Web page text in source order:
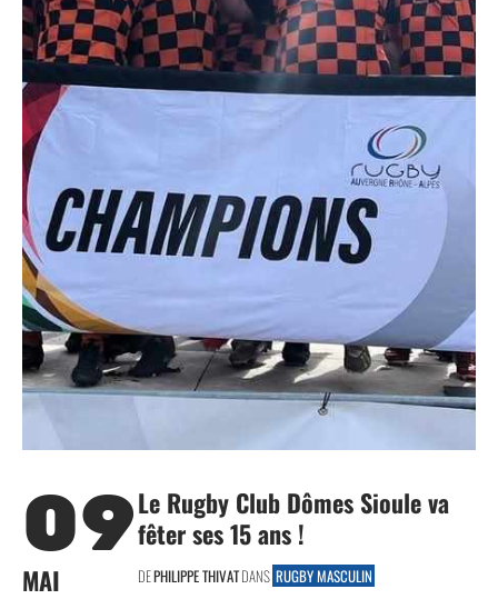
09
MAI
Le Rugby Club Dômes Sioule va
fêter ses 15 ans !
DEPHILIPPE THIVATDANS RUGBY MASCULIN